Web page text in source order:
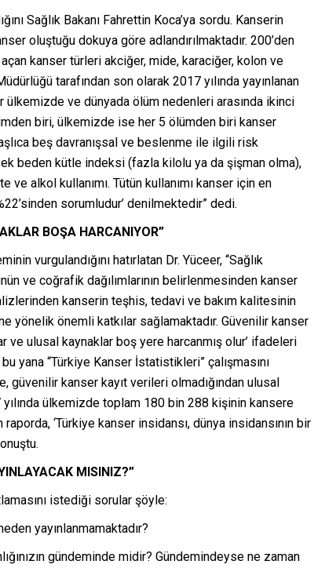
Sağlık Bakanı Fahrettin Koca’ya sordu. Kanserin
oluştuğu dokuya göre adlandırılmaktadır. 200’den
kanser türleri akciğer, mide, karaciğer, kolon ve
tarafından son olarak 2017 yılında yayınlanan
ülkemizde ve dünyada ölüm nedenleri arasında ikinci
biri, ülkemizde ise her 5 ölümden biri kanser
beş davranışsal ve beslenme ile ilgili risk
beden kütle indeksi (fazla kilolu ya da şişman olma),
alkol kullanımı. Tütün kullanımı kanser için en
sorumludur’ denilmektedir” dedi.
BOŞA HARCANIYOR”
vurgulandığını hatırlatan Dr. Yüceer, “Sağlık
ve coğrafik dağılımlarının belirlenmesinden kanser
kanserin teşhis, tedavi ve bakım kalitesinin
yönelik önemli katkılar sağlamaktadır. Güvenilir kanser
ulusal kaynaklar boş yere harcanmış olur’ ifadeleri
bu yana “Türkiye Kanser İstatistikleri” çalışmasını
güvenilir kanser kayıt verileri olmadığından ulusal
ülkemizde toplam 180 bin 288 kişinin kansere
‘Türkiye kanser insidansı, dünya insidansının bir
MISINIZ?”
istediği sorular şöyle:
yayınlanmamaktadır?
gündeminde midir? Gündemindeyse ne zaman